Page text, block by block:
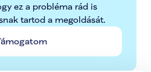
ez a probléma rád is
tartod a megoldását.